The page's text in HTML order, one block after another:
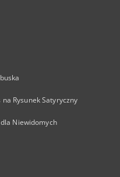
Rysunek Satyryczny
Niewidomych